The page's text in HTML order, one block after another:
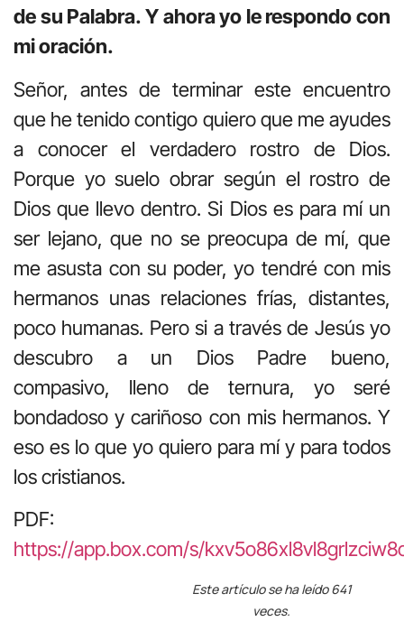
de su Palabra. Y ahora yo le respondo con
mi oración.
Señor, antes de terminar este encuentro
que he tenido contigo quiero que me ayudes
a conocer el verdadero rostro de Dios.
Porque yo suelo obrar según el rostro de
Dios que llevo dentro. Si Dios es para mí un
ser lejano, que no se preocupa de mí, que
me asusta con su poder, yo tendré con mis
hermanos unas relaciones frías, distantes,
poco humanas. Pero si a través de Jesús yo
descubro a un Dios Padre bueno,
compasivo, lleno de ternura, yo seré
bondadoso y cariñoso con mis hermanos. Y
eso es lo que yo quiero para mí y para todos
los cristianos.
PDF:
https://app.box.com/s/
Este artículo se ha leído 641
veces.